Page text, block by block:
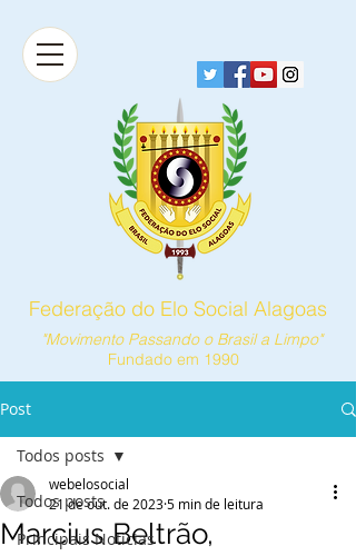
Federação do Elo Social Alagoas
"Movimento Passando o Brasil a Limpo"
Fundado em 1990
Post
Todos posts
Principais Notícias
Todos posts
Marcius Beltrão,
webelosocial
21 de out. de 20235 min de leitura